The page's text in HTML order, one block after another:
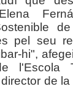
pel seu
hi",
l'Escola
de